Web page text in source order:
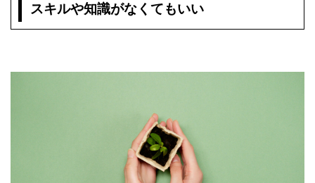
スキルや知識がなくてもいい